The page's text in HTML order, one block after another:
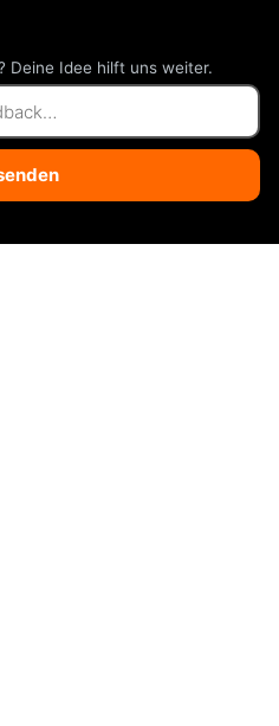
Deine Idee hilft uns weiter.